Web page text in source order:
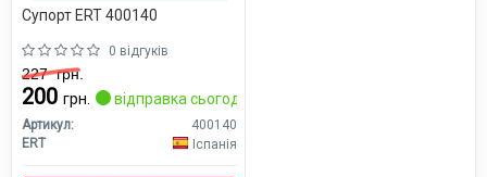
Супорт ERT 400140
0 відгуків
227грн.
200 грн. відправка сьогодні
Артикул:
400140
ERT
Іспанія